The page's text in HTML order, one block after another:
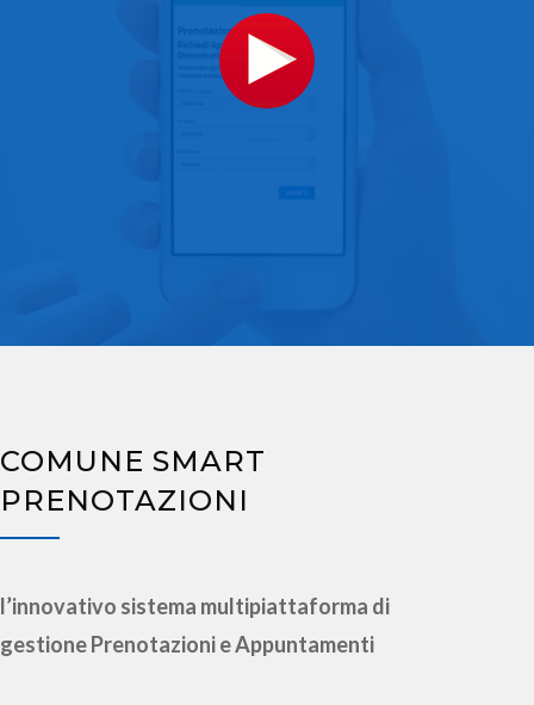
COMUNE SMART
PRENOTAZIONI
l’innovativo sistema multipiattaforma di
gestione Prenotazioni e Appuntamenti